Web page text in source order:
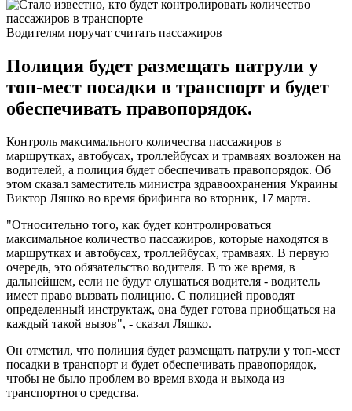
Водителям поручат считать пассажиров
Полиция будет размещать патрули у
топ-мест посадки в транспорт и будет
обеспечивать правопорядок.
Контроль максимального количества пассажиров в
маршрутках, автобусах, троллейбусах и трамваях возложен на
водителей, а полиция будет обеспечивать правопорядок. Об
этом сказал заместитель министра здравоохранения Украины
Виктор Ляшко во время брифинга во вторник, 17 марта.
"Относительно того, как будет контролироваться
максимальное количество пассажиров, которые находятся в
маршрутках и автобусах, троллейбусах, трамваях. В первую
очередь, это обязательство водителя. В то же время, в
дальнейшем, если не будут слушаться водителя - водитель
имеет право вызвать полицию. С полицией проводят
определенный инструктаж, она будет готова приобщаться на
каждый такой вызов", - сказал Ляшко.
Он отметил, что полиция будет размещать патрули у топ-мест
посадки в транспорт и будет обеспечивать правопорядок,
чтобы не было проблем во время входа и выхода из
транспортного средства.